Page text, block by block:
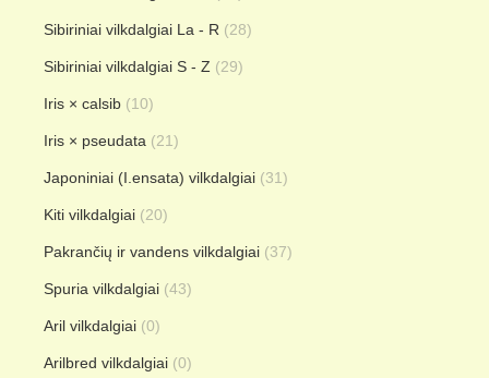
Sibiriniai vilkdalgiai La - R (28)
Sibiriniai vilkdalgiai S - Z (29)
Iris × calsib (10)
Iris × pseudata (21)
Japoniniai (I.ensata) vilkdalgiai (31)
Kiti vilkdalgiai (20)
Pakrančių ir vandens vilkdalgiai (37)
Spuria vilkdalgiai (43)
Aril vilkdalgiai (0)
Arilbred vilkdalgiai (0)